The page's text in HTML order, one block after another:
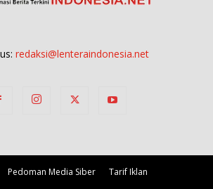
redaksi@lenteraindonesia.net
Pedoman Media Siber Tarif Iklan